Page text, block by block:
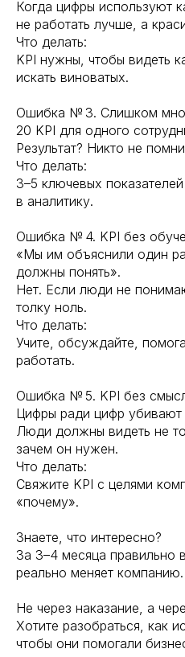
Когда цифры используют
не работать лучше, а
Что делать:
KPI нужны, чтобы видеть
искать виноватых.
Ошибка № 3. Слишком
20 KPI для одного
Результат? Никто не
Что делать:
3–5 ключевых
в аналитику.
Ошибка № 4. KPI без
«Мы им объяснили один
должны понять».
Нет. Если люди не
толку ноль.
Что делать:
Учите, обсуждайте,
работать.
Ошибка № 5. KPI без
Цифры ради цифр
Люди должны видеть не
зачем он нужен.
Что делать:
Свяжите KPI с целями
«почему».
Знаете, что интересно?
За 3–4 месяца правильно
реально меняет компанию.
Не через наказание, а
Хотите разобраться, как
чтобы они помогали